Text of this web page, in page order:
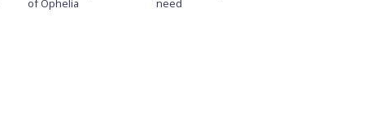
of Ophelia need